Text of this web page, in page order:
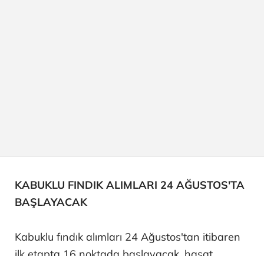
KABUKLU FINDIK ALIMLARI 24 AĞUSTOS'TA
BAŞLAYACAK
Kabuklu fındık alımları 24 Ağustos'tan itibaren